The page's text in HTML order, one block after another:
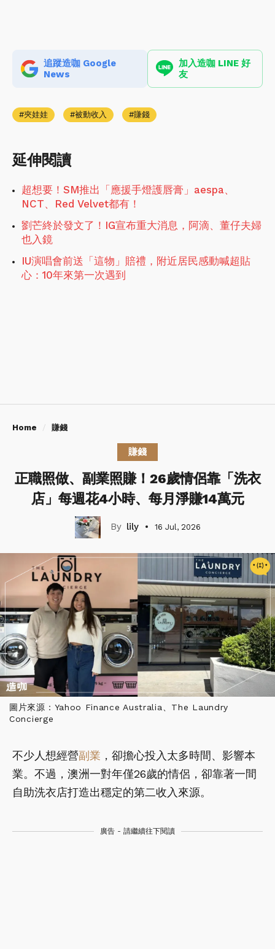
追蹤造咖 Google
News
加入造咖 LINE 好
友
夾娃娃 被動收入 賺錢
延伸閱讀
超想要！SM推出「應援手燈護唇膏」aespa、
NCT、Red Velvet都有！
劉芒終於發文了！IG宣布重大消息，阿滴、董仔夫婦
也入鏡
IU演唱會前送「這物」賠禮，附近居民感動喊超貼
心：10年來第一次遇到
Home 賺錢
賺錢
正職照做、副業照賺！26歲情侶靠「洗衣
店」每週花4小時、每月淨賺14萬元
lily 16 Jul, 2026
圖片來源：Yahoo Finance Australia、The Laundry
Concierge
不少人想經營副業 ，卻擔心投入太多時間、影響本
業。不過，澳洲一對年僅26歲的情侶，卻靠著一間
自助洗衣店打造出穩定的第二收入來源。
廣告 - 請繼續往下閱讀